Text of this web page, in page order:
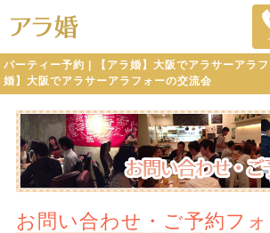
パーティー予約 | 【アラ婚】大阪でアラサーアラ
婚】大阪でアラサーアラフォーの交流会
お問い合わせ・ご予約フォ